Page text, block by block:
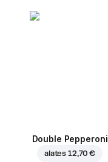
Double Pepperoni
alates 12,70 €